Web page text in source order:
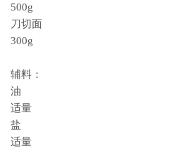
500g
刀切面
300g
辅料：
油
适量
盐
适量